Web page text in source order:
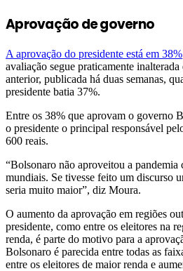
Aprovação de governo
A aprovação do presidente está em 38%
avaliação segue praticamente inalterada
anterior, publicada há duas semanas,
presidente batia 37%.
Entre os 38% que aprovam o governo
o presidente o principal responsável
600 reais.
“Bolsonaro não aproveitou a pandemia
mundiais. Se tivesse feito um discurso
seria muito maior”, diz Moura.
O aumento da aprovação em regiões
presidente, como entre os eleitores na
renda, é parte do motivo para a
Bolsonaro é parecida entre todas as
entre os eleitores de maior renda e